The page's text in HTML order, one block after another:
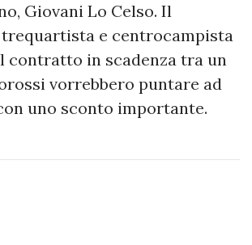
Giovani Lo Celso. Il
e centrocampista
contratto in scadenza tra un
vorrebbero puntare ad
uno sconto importante.